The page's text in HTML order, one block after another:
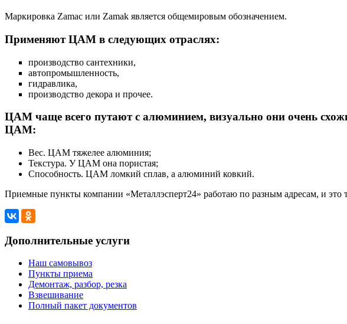
Маркировка Zamac или Zamak является общемировым обозначением.
Применяют ЦАМ в следующих отраслях:
производство сантехники,
автопромышленность,
гидравлика,
производство декора и прочее.
ЦАМ чаще всего путают с алюминием, визуально они очень
ЦАМ:
Вес. ЦАМ тяжелее алюминия;
Текстура. У ЦАМ она пористая;
Способность. ЦАМ ломкий сплав, а алюминий ковкий.
Приемные пункты компании «Металлэсперт24» работаю по разным адресам, и
Дополнительные услуги
Наш самовывоз
Пункты приема
Демонтаж, разбор, резка
Взвешивание
Полный пакет документов